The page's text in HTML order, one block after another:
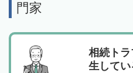
門家
相続ト
生して